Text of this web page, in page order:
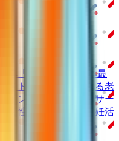
「MEDLEY」
日本最
メドレー」 納得できる老
オンライン
動画研修サー
女性向け
生理予測・妊活